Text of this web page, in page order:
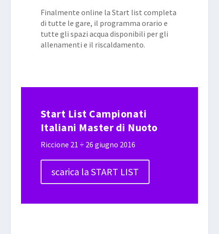
Finalmente online la Start list completa
di tutte le gare, il programma orario e
tutte gli spazi acqua disponibili per gli
allenamenti e il riscaldamento.
Start List Campionati
Italiani Master di Nuoto
Riccione 21 ÷ 26 giugno 2016
scarica la START LIST